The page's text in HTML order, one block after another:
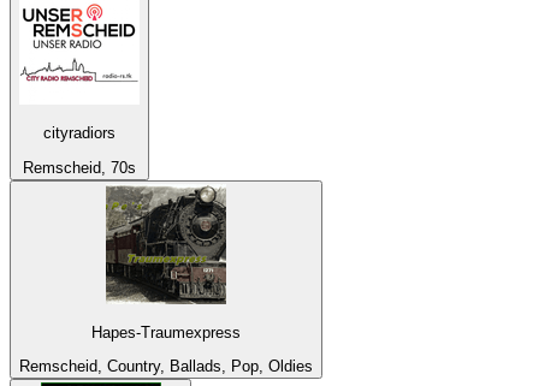
cityradiors
Remscheid, 70s
Hapes-Traumexpress
Remscheid, Country, Ballads, Pop, Oldies